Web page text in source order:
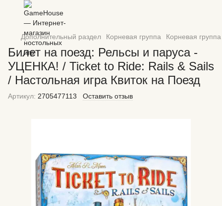
Дополнительный раздел Корневая группа Корневая
Билет на поезд: Рельсы и паруса -
УЦЕНКА! / Ticket to Ride: Rails & Sails
/ Настольная игра Квиток на Поезд
Артикул: 2705477113 Оставить отзыв